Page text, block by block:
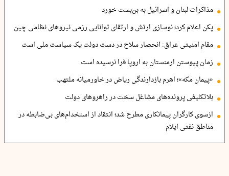
مذاکرات لبنان و اسرائیل به بن‌بست خورد
پکن اعلام کرد؛ نوسازی ارتش و ارتقای توانایی رزمی نیروهای نظامی چین
مقام امنیتی عراق: انحصار سلاح در دست دولت یک سیاست ملی است
زمان پیوستن ارمنستان به اروپا فرا نرسیده است
«پیمان مکه»؛ اهرم بازدارندگی ریاض در خاورمیانه ملتهب
بلاتکلیفی پرونده‌های مشاغل سخت در راهروهای دولت
ازسوی کارگران پیمانکاری مطرح شد؛ انتقاد از استخدام‌های بی‌ضابطه در
مناطق نفتی ایلام